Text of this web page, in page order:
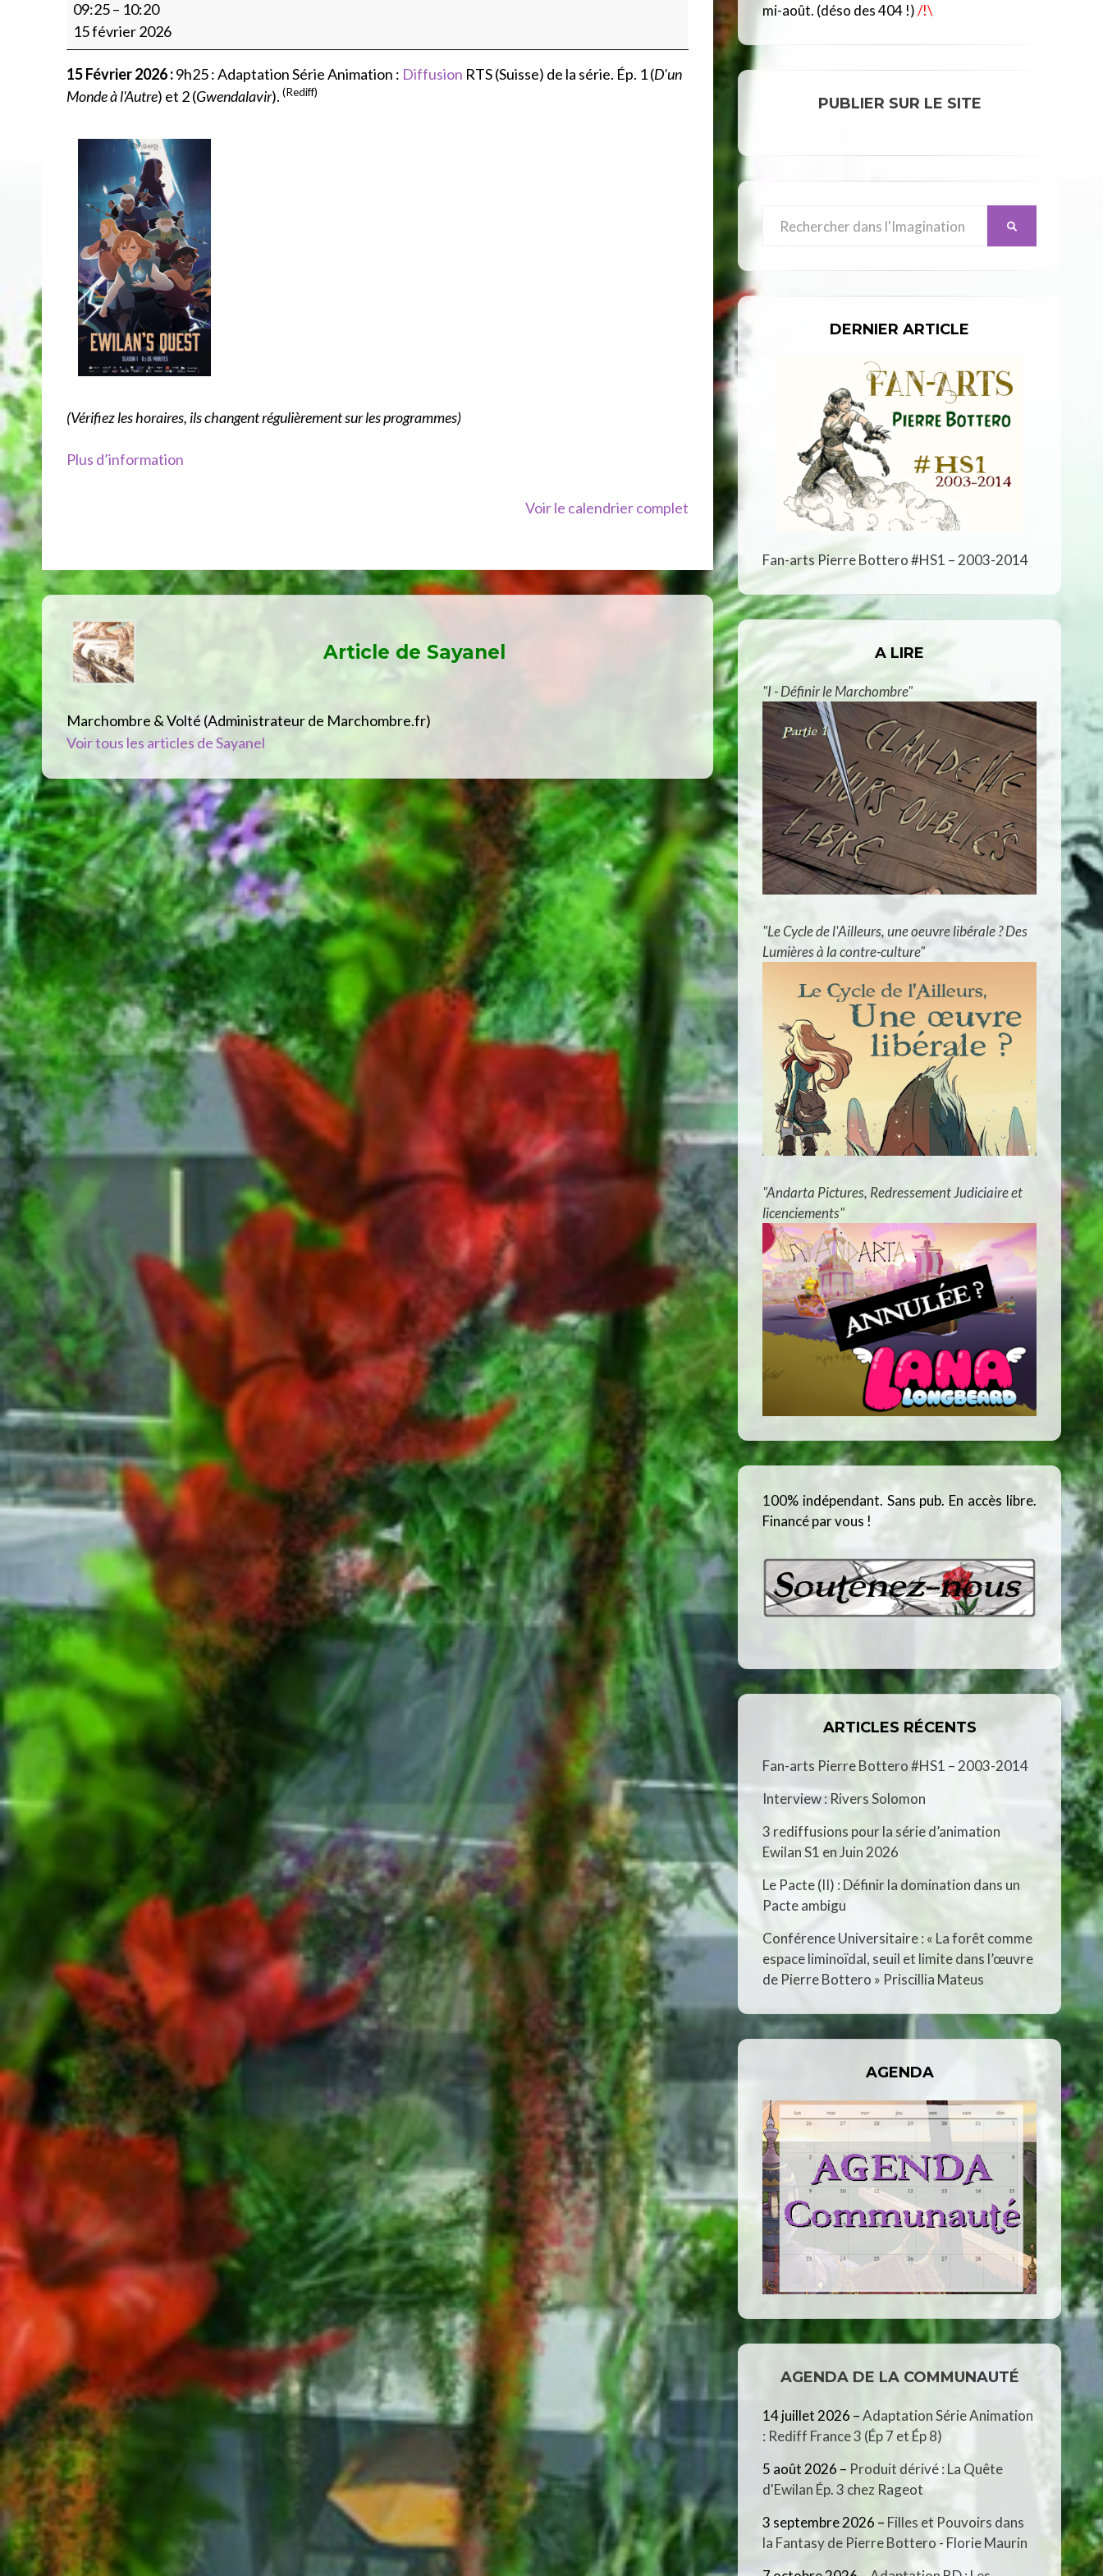
C
Série
Animation
:
Diffusion
UNE
09:25– 10:20
15 février 2026
15 Février 2026 :9h25 : Adaptation Série Animation : Diffusion RTS (Suisse) de la série. Ép. 1 (D'un
Monde à l'Autre) et 2 (Gwendalavir). (Rediff)
(Vérifiez les horaires, ils changent régulièrement sur les programmes)
Plus d’information
Voir le calendrier complet
Article de Sayanel
Marchombre & Volté (Administrateur de Marchombre.fr)
Voir tous les articles de Sayanel
mi-août. (déso des 404 !)/!\
PUBLIER SUR LE SITE
for:
DERNIER ARTICLE
Fan-arts Pierre Bottero #HS1 – 2003-2014
A LIRE
"I - Définir le Marchombre"
"Le Cycle de l'Ailleurs, une oeuvre libérale ? Des
Lumières à la contre-culture"
"Andarta Pictures, Redressement Judiciaire et
licenciements"
100% indépendant. Sans pub. En accès libre.
Financé par vous !
ARTICLES RÉCENTS
Fan-arts Pierre Bottero #HS1 – 2003-2014
Interview : Rivers Solomon
3 rediffusions pour la série d’animation
Ewilan S1 en Juin 2026
Le Pacte (II) : Définir la domination dans un
Pacte ambigu
Conférence Universitaire : « La forêt comme
espace liminoïdal, seuil et limite dans l’œuvre
de Pierre Bottero » Priscillia Mateus
AGENDA
AGENDA DE LA COMMUNAUTÉ
14 juillet 2026 –Adaptation Série Animation
: Rediff France 3 (Ép 7 et Ép 8)
5 août 2026 – Produit dérivé : La Quête
d'Ewilan Ép. 3 chez Rageot
3 septembre 2026 – Filles et Pouvoirs dans
la Fantasy de Pierre Bottero - Florie Maurin